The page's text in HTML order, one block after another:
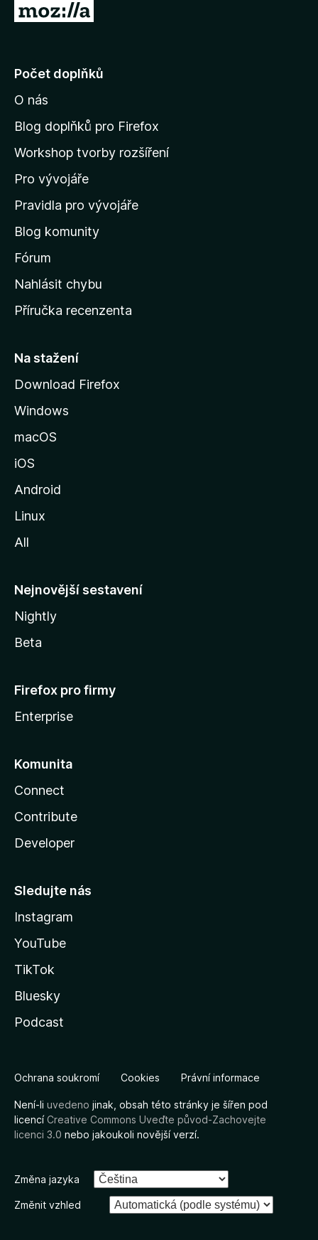
P
j
t
n
d
o
m
v
s
k
u
t
á
n
M
o
l
y
Počet doplňků
O nás
Blog doplňků pro Firefox
Workshop tvorby rozšíření
Pro vývojáře
Pravidla pro vývojáře
Blog komunity
Fórum
Nahlásit chybu
Příručka recenzenta
Na stažení
Download Firefox
Windows
macOS
iOS
Android
Linux
All
Nejnovější sestavení
Nightly
Beta
Firefox pro firmy
Enterprise
Komunita
Connect
Contribute
Developer
Sledujte nás
Instagram
YouTube
TikTok
Bluesky
Podcast
Ochrana soukromí Cookies Právní informace
Není-li uvedeno jinak, obsah této stránky je šířen pod
licencíCreative Commons Uveďte původ-Zachovejte
licenci 3.0 nebo jakoukoli novější verzí.
Změna jazyka
Změnit vzhled